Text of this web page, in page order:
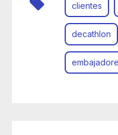
clientes
decathlon